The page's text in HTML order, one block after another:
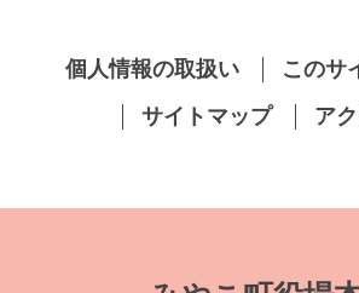
個人情報の取扱い
このサ
サイトマップ
ア